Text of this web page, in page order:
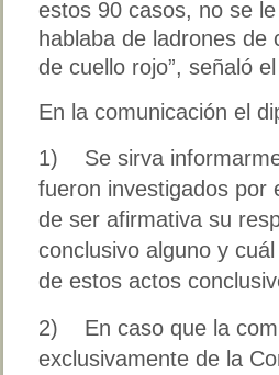
estos 90 casos, no se
hablaba de ladrones de
de cuello rojo”, señaló
En la comunicación el
1) Se sirva
fueron investigados por
de ser afirmativa su
conclusivo alguno y
de estos actos
2) En caso que la
exclusivamente de la